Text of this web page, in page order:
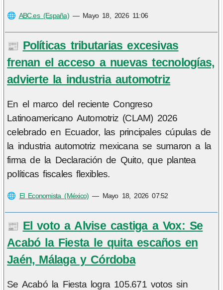
🌐 ABC.es (España)— Mayo 18, 2026 11:06
📰 Políticas tributarias excesivas
frenan el acceso a nuevas tecnologías,
advierte la industria automotriz
En el marco del reciente Congreso
Latinoamericano Automotriz (CLAM) 2026
celebrado en Ecuador, las principales cúpulas de
la industria automotriz mexicana se sumaron a la
firma de la Declaración de Quito, que plantea
políticas fiscales flexibles.
🌐 El Economista (México) — Mayo 18, 2026 07:52
📰 El voto a Alvise castiga a Vox: Se
Acabó la Fiesta le quita escaños en
Jaén, Málaga y Córdoba
Se Acabó la Fiesta logra 105.671 votos sin